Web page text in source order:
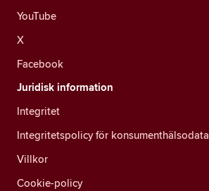
YouTube
X
Facebook
Juridisk information
Integritet
Integritetspolicy för konsumenthälsodata
Villkor
Cookie-policy